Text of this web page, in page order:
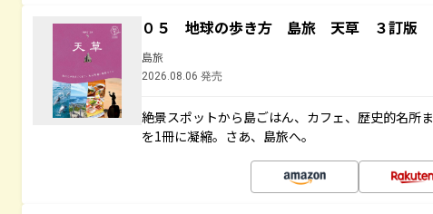
０５ 地球の歩き方 島旅 天草 ３訂版
島旅
2026.08.06 発売
絶景スポットから島ごはん、カフェ、歴史的名所
を1冊に凝縮。さあ、島旅へ。